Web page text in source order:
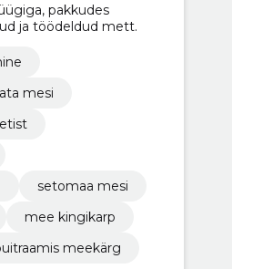
pakkudes
ja töödeldud mett.
mesi
setomaa mesi
mee kingikarp
meekärg